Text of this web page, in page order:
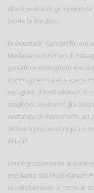
Alla fine di tutti gli incontri
finale la Basiliotti.
In questa 3a Categoria nel
Mediolanum Forum di
giocatore emergente entra
troppo presto per sapere
incognite, il livellamento e i
stagione. Vedremo già dai
costanza di mantenersi ad
arrivare può essere più o
di più !
Un ringraziamento ai
ospitante del Mediolanum
ai collaboratori e come al